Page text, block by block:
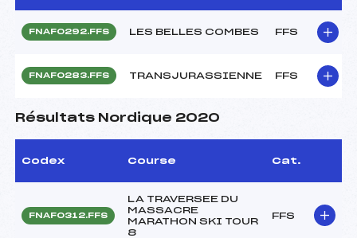
FNAF0292.FFS LES BELLES COMBES FFS
FNAF0283.FFS TRANSJURASSIENNE FFS
Résultats Nordique 2020
Codex Course Cat.
FNAF0312.FFS
LA TRAVERSEE DU
MASSACRE
MARATHON SKI TOUR
8
FFS